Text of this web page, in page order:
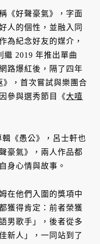
《好聲豪氣》，字面
人的個性，並融入同
為紀念好友的媒介，
繼 2019 年推出單曲
路爆紅後，隔了四年
》，首次嘗試與樂團合
參與選秀節目《大嘻
《愚公》，呂士軒也
豪氣》，兩人作品都
身心情與故事。
在他們入圍的獎項中
獲得肯定：前者榮獲
男歌手」，後者從多
新人」，一同站到了